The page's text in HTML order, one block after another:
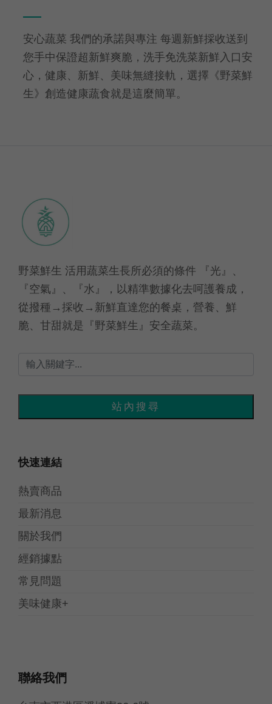
安心蔬菜 我們的承諾與專注 每週新鮮採收送到
您手中保證超新鮮爽脆，洗手免洗菜新鮮入口安
心，健康、新鮮、美味無縫接軌，選擇《野菜鮮
生》創造健康蔬食就是這麼簡單。
野菜鮮生 活用蔬菜生長所必須的條件 『光』、
『空氣』、『水』，以精準數據化去呵護養成，
從撥種→採收→新鮮直達您的餐桌，營養、鮮
脆、甘甜就是『野菜鮮生』安全蔬菜。
快速連結
熱賣商品
最新消息
關於我們
經銷據點
常見問題
美味健康+
聯絡我們